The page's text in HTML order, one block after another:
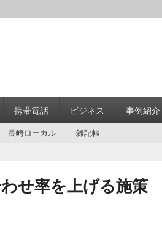
携帯電話 ビジネス 事例紹介
長崎ローカル 雑記帳
せ率を上げる施策